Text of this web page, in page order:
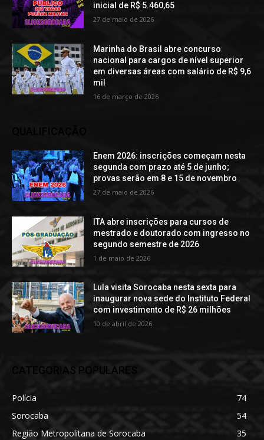
inicial de R$ 5.460,65
27 de maio de 2026
Marinha do Brasil abre concurso
nacional para cargos de nível superior
em diversas áreas com salário de R$ 9,6
mil
16 de março de 2026
Enem 2026: inscrições começam nesta
segunda com prazo até 5 de junho;
provas serão em 8 e 15 de novembro
27 de maio de 2026
ITA abre inscrições para cursos de
mestrado e doutorado com ingresso no
segundo semestre de 2026
1 de maio de 2026
Lula visita Sorocaba nesta sexta para
inaugurar nova sede do Instituto Federal
com investimento de R$ 26 milhões
10 de abril de 2026
CATEGORIAS POPULARES
Polícia
74
Sorocaba
54
Região Metropolitana de Sorocaba
35